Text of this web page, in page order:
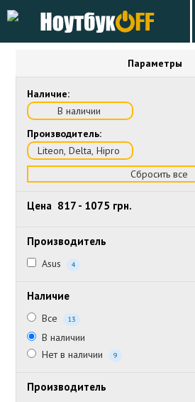
Параметры
Наличие:
В наличии
Производитель:
Liteon, Delta, Hipro
Сбросить все
Цена 817 - 1075 грн.
Производитель
Asus 4
Наличие
Все 13
В наличии
Нет в наличии
9
Производитель